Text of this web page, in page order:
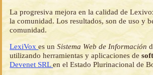
La progresiva mejora en la calidad de
la comunidad. Los resultados, son de uso y
comunidad.
LexiVoxes unSistema Web de Información
utilizando herramientas y aplicaciones de
Devenet SRLen el Estado Plurinacional de